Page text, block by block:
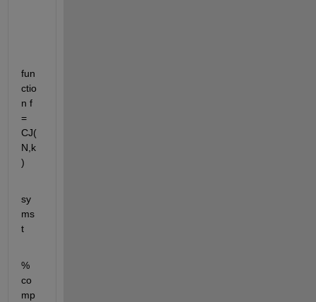
fun
ctio
n f
=
CJ(
N,k
)
sy
ms
t
%
co
mp